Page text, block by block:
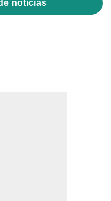
noticias